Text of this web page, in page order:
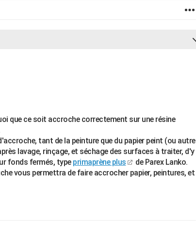
que ce soit accroche correctement sur une résine
tant de la peinture que du papier peint (ou autre
lavage, rinçage, et séchage des surfaces à traiter, d'y
fonds fermés, type primaprène plus
de Parex Lanko.
vous permettra de faire accrocher papier, peintures, et